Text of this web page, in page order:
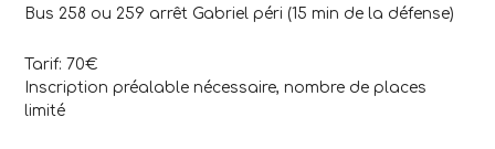
Bus 258 ou 259 arrêt Gabriel péri (15 min de la défense)
Tarif: 70€
Inscription préalable nécessaire, nombre de places
limité